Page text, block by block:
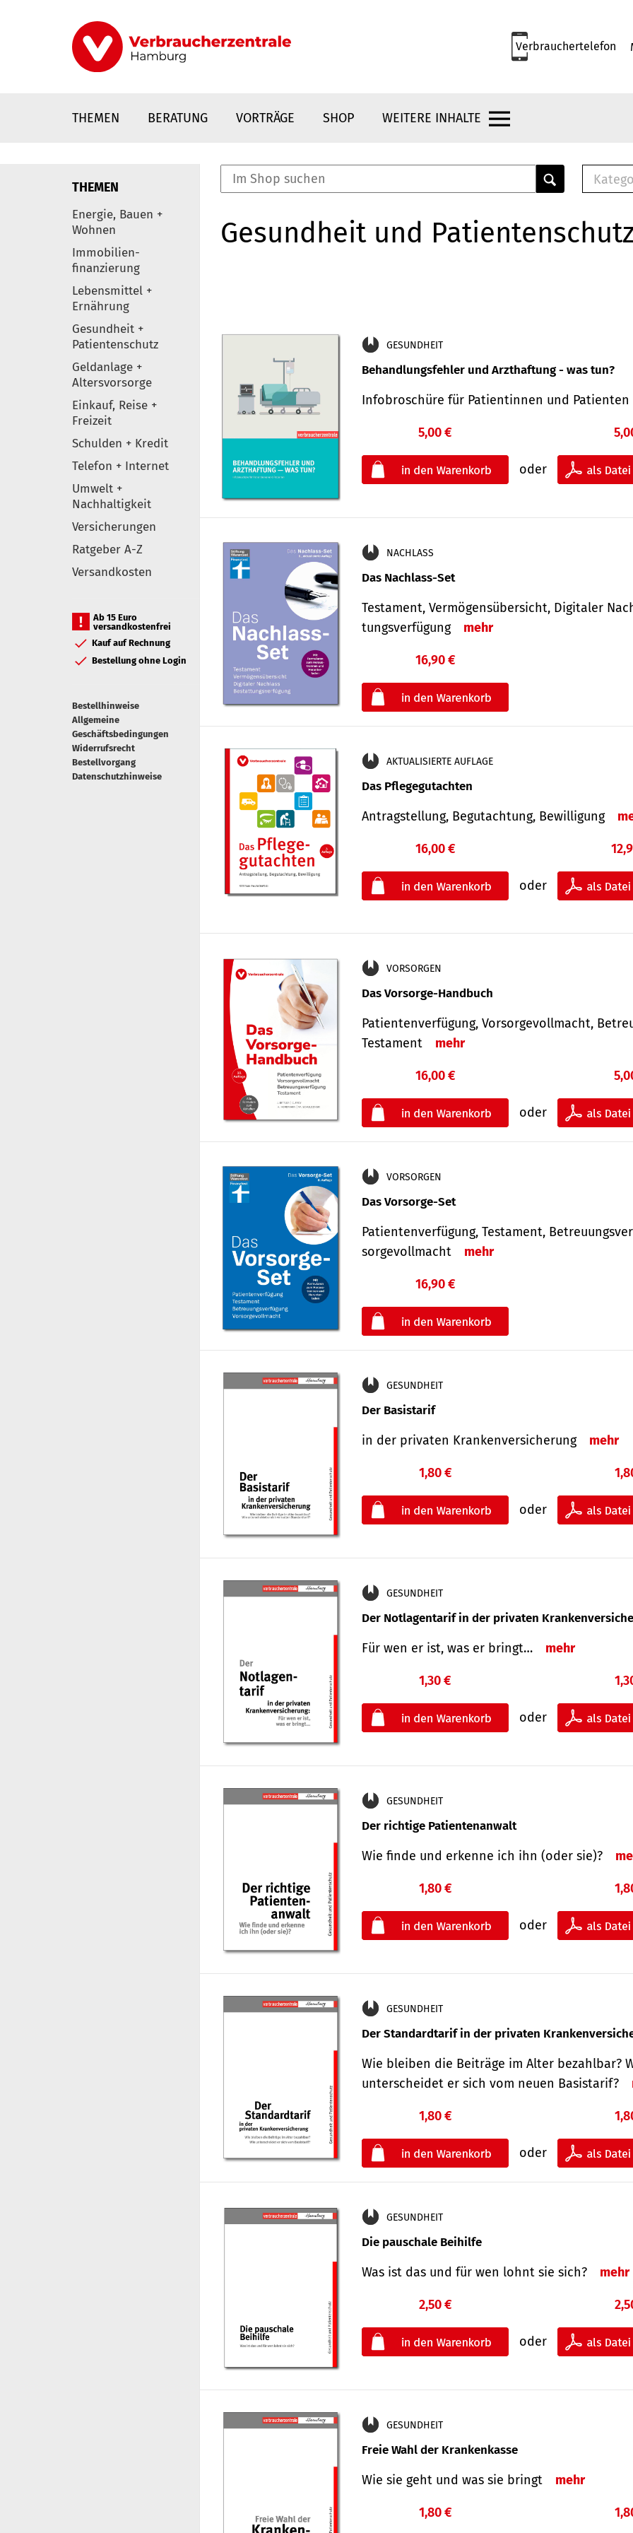
Verbrauchertelefon
THEMEN BERATUNG VORTRÄGE SHOP WEITERE INHALTE
Elemente
THEMEN
Energie, Bauen +
Wohnen
Immobilien-
finanzierung
Lebensmittel +
Ernährung
Gesundheit +
Patientenschutz
Geldanlage +
Altersvorsorge
Einkauf, Reise +
Freizeit
Schulden + Kredit
Telefon + Internet
Umwelt +
Nachhaltigkeit
Versicherungen
Ratgeber A-Z
Versandkosten
Ab 15 Euro
versandkostenfrei
Kauf auf Rechnung
Bestellung ohne Login
Bestellhinweise
Allgemeine
Geschäftsbedingungen
Widerrufsrecht
Bestellvorgang
Datenschutzhinweise
E-
Gesundheit und
GESUNDHEIT
Behandlungsfehler und Arzthaftung - was tun?
Infobroschüre für Patientinnen und
5,00 €
oder
NACHLASS
Das Nachlass-Set
Testament, Vermögens­übersicht, Digitaler
tungs­ver­fügung
mehr
16,90 €
AKTUALISIERTE AUFLAGE
Das Pflegegutachten
Antragstellung, Begutachtung, Bewilligung
16,00 €
oder
VORSORGEN
Das Vorsorge-Handbuch
Patientenverfügung, Vorsorgevollmacht,
Testament
mehr
16,00 €
oder
VORSORGEN
Das Vorsorge-Set
Patienten­ver­fügung, Testa­ment,
sorge­voll­macht
mehr
16,90 €
GESUNDHEIT
Der Basistarif
in der privaten Kran­ken­ver­siche­rung mehr
1,80 €
oder
GESUNDHEIT
Der Notlagentarif in der privaten
Für wen er ist, was er bringt… mehr
1,30 €
oder
GESUNDHEIT
Der richtige Patientenanwalt
Wie finde und erkenne ich ihn (oder sie)?
1,80 €
oder
GESUNDHEIT
Der Standard­tarif in der privaten
Wie bleiben die Beiträge im Alter bezahlbar?
unterscheidet er sich vom neuen Basistarif?
1,80 €
oder
GESUNDHEIT
Die pauschale Beihilfe
Was ist das und für wen lohnt sie sich? mehr
2,50 €
oder
GESUNDHEIT
Freie Wahl der Krankenkasse
Wie sie geht und was sie bringt mehr
1,80 €